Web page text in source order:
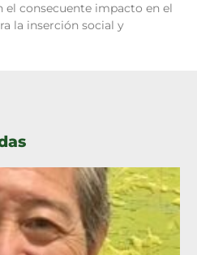
el consecuente impacto en el
la inserción social y